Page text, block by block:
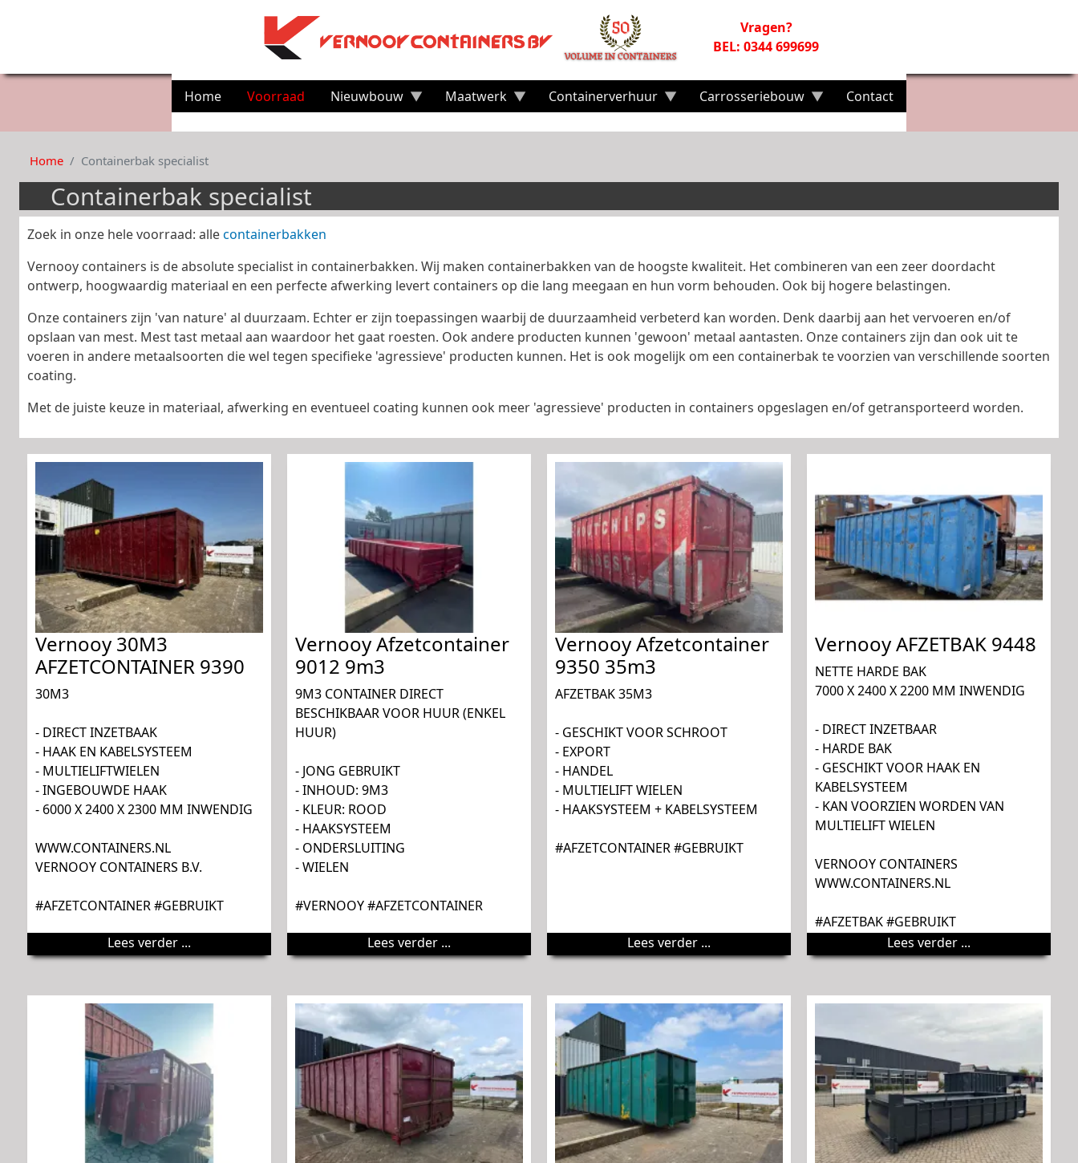
Vragen?
BEL: 0344 699699
Home Voorraad Nieuwbouw Maatwerk Containerverhuur Carrosseriebouw Contact
Home Containerbak specialist
Containerbak specialist
Zoek in onze hele voorraad: allecontainerbakken
Vernooy containers is de absolute specialist in containerbakken. Wij maken containerbakken van de hoogste kwaliteit. Het combineren van een zeer doordacht
ontwerp, hoogwaardig materiaal en een perfecte afwerking levert containers op die lang meegaan en hun vorm behouden. Ook bij hogere belastingen.
Onze containers zijn 'van nature' al duurzaam. Echter er zijn toepassingen waarbij de duurzaamheid verbeterd kan worden. Denk daarbij aan het vervoeren en/of
opslaan van mest. Mest tast metaal aan waardoor het gaat roesten. Ook andere producten kunnen 'gewoon' metaal aantasten. Onze containers zijn dan ook uit te
voeren in andere metaalsoorten die wel tegen specifieke 'agressieve' producten kunnen. Het is ook mogelijk om een containerbak te voorzien van verschillende soorten
coating.
Met de juiste keuze in materiaal, afwerking en eventueel coating kunnen ook meer 'agressieve' producten in containers opgeslagen en/of getransporteerd worden.
Vernooy 30M3
AFZETCONTAINER 9390
30M3
- DIRECT INZETBAAK
- HAAK EN KABELSYSTEEM
- MULTIELIFTWIELEN
- INGEBOUWDE HAAK
- 6000 X 2400 X 2300 MM INWENDIG
WWW.CONTAINERS.NL
VERNOOY CONTAINERS B.V.
#AFZETCONTAINER #GEBRUIKT
Lees verder ...
Vernooy Afzetcontainer
9012 9m3
9M3 CONTAINER DIRECT
BESCHIKBAAR VOOR HUUR (ENKEL
HUUR)
- JONG GEBRUIKT
- INHOUD: 9M3
- KLEUR: ROOD
- HAAKSYSTEEM
- ONDERSLUITING
- WIELEN
#VERNOOY #AFZETCONTAINER
Lees verder ...
Vernooy Afzetcontainer
9350 35m3
AFZETBAK 35M3
- GESCHIKT VOOR SCHROOT
- EXPORT
- HANDEL
- MULTIELIFT WIELEN
- HAAKSYSTEEM + KABELSYSTEEM
#AFZETCONTAINER #GEBRUIKT
Lees verder ...
Vernooy AFZETBAK 9448
NETTE HARDE BAK
7000 X 2400 X 2200 MM INWENDIG
- DIRECT INZETBAAR
- HARDE BAK
- GESCHIKT VOOR HAAK EN
KABELSYSTEEM
- KAN VOORZIEN WORDEN VAN
MULTIELIFT WIELEN
VERNOOY CONTAINERS
WWW.CONTAINERS.NL
#AFZETBAK #GEBRUIKT
Lees verder ...